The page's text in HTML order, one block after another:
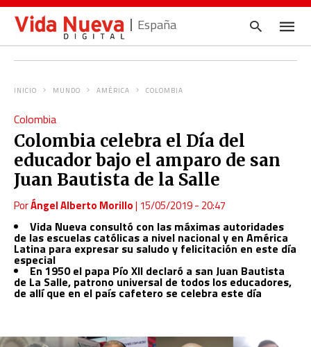
España
pulsa
en
INICIO MUNDO AMÉRICA COLOMBIA
Colombia
Colombia celebra el Día del
educador bajo el amparo de san
Juan Bautista de la Salle
PorÁngel Alberto Morillo| 15/05/2019 - 20:47
Vida Nueva consultó con las máximas autoridades
de las escuelas católicas a nivel nacional y en América
Latina para expresar su saludo y felicitación en este día
especial
En 1950 el papa Pío XII declaró a san Juan Bautista
de La Salle, patrono universal de todos los educadores,
de allí que en el país cafetero se celebra este día